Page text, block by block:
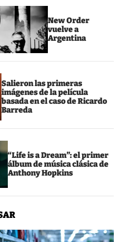
New Order
vuelve a
Argentina
Salieron las primeras
imágenes de la película
basada en el caso de Ricardo
Barreda
“Life is a Dream”: el primer
álbum de música clásica de
Anthony Hopkins